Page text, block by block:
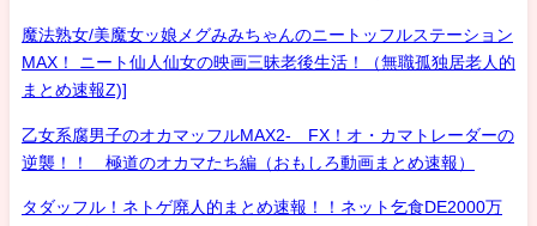
魔法熟女/美魔女ッ娘メグみみちゃんのニートッフルステーション
MAX！ ニート仙人仙女の映画三昧老後生活！（無職孤独居老人的
まとめ速報Z)]
乙女系腐男子のオカマッフルMAX2- FX！オ・カマトレーダーの
逆襲！！ 極道のオカマたち編（おもしろ動画まとめ速報）
タダッフル！ネトゲ廃人的まとめ速報！！ネット乞食DE2000万